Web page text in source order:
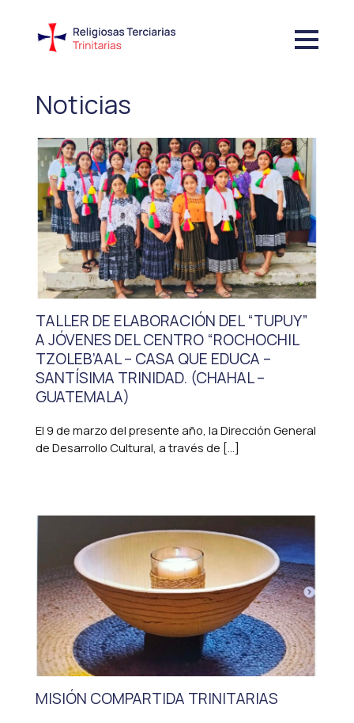
Noticias
TALLER DE ELABORACIÓN DEL “TUPUY”
A JÓVENES DEL CENTRO “ROCHOCHIL
TZOLEB’AAL – CASA QUE EDUCA –
SANTÍSIMA TRINIDAD. (CHAHAL –
GUATEMALA)
El 9 de marzo del presente año, la Dirección General
de Desarrollo Cultural, a través de […]
MISIÓN COMPARTIDA TRINITARIAS